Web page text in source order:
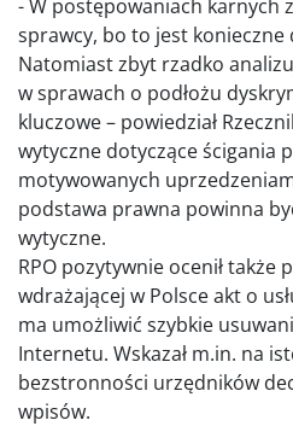
- W postępowaniach karnych
sprawcy, bo to jest konieczne
Natomiast zbyt rzadko
w sprawach o podłożu
kluczowe – powiedział
wytyczne dotyczące ścigania
motywowanych
podstawa prawna powinna
wytyczne.
RPO pozytywnie ocenił także
wdrażającej w Polsce akt o
ma umożliwić szybkie
Internetu. Wskazał m.in. na
bezstronności urzędników
wpisów.